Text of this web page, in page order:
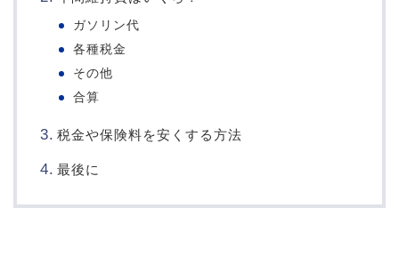
ガソリン代
各種税金
その他
合算
税金や保険料を安くする方法
最後に